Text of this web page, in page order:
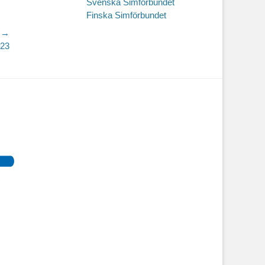
→
Svenska Simförbundet
Finska Simförbundet